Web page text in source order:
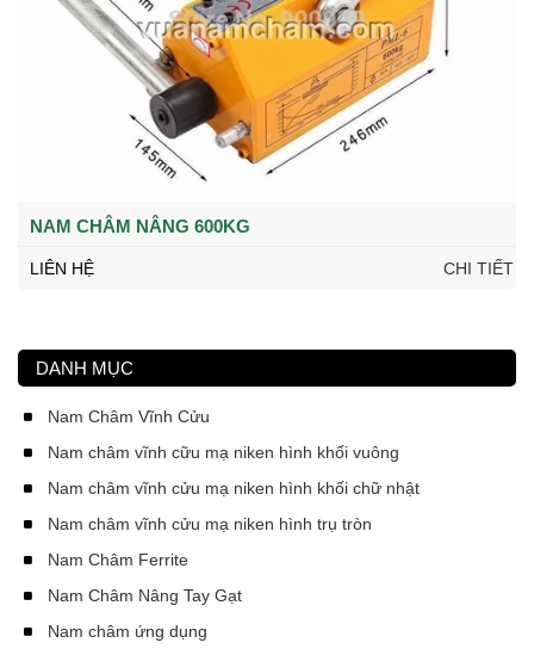
NAM CHÂM NÂNG 600KG
LIÊN HỆ CHI TIẾT
DANH MỤC
Nam Châm Vĩnh Cửu
Nam châm vĩnh cữu mạ niken hình khối vuông
Nam châm vĩnh cửu mạ niken hình khối chữ nhật
Nam châm vĩnh cửu mạ niken hình trụ tròn
Nam Châm Ferrite
Nam Châm Nâng Tay Gạt
Nam châm ứng dụng